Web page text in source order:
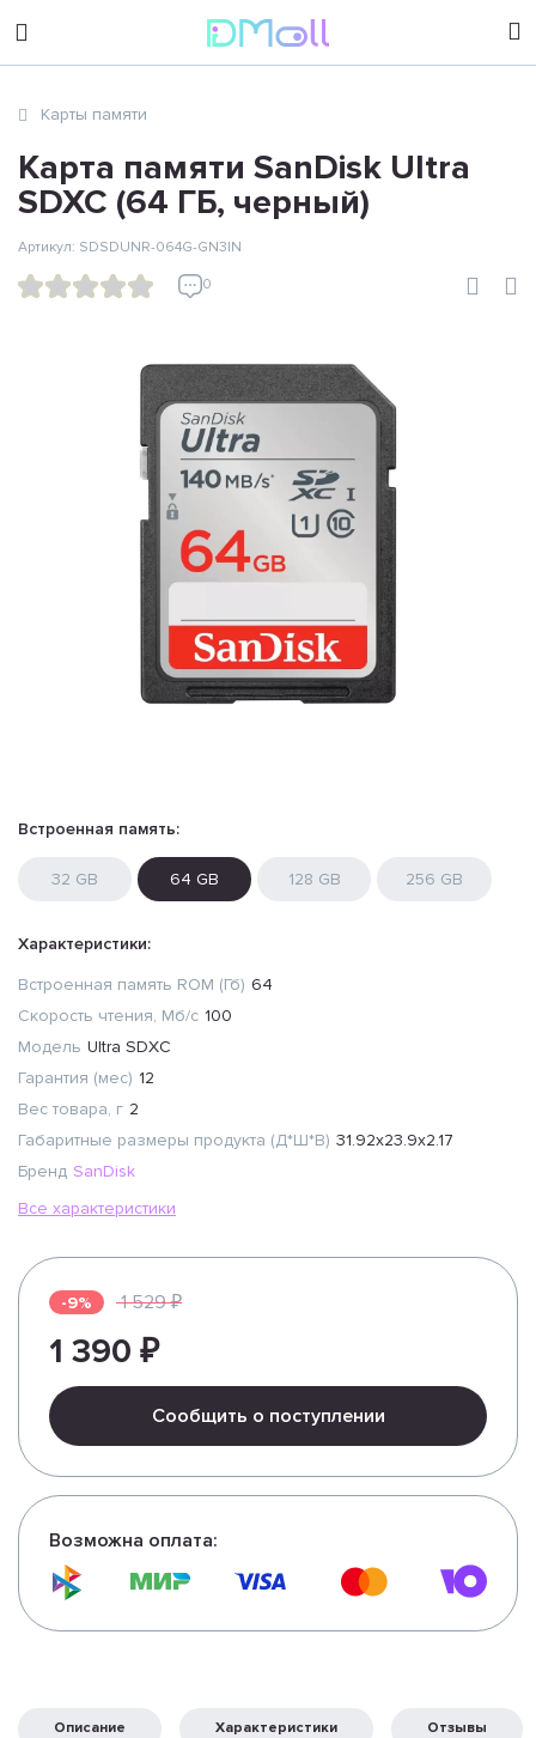
sales@dimoll.ru
Карты памяти
Карта памяти SanDisk Ultra
SDXC (64 ГБ, черный)
0
Артикул: SDSDUNR-064G-GN3IN
Встроенная память:
32 GB 64 GB 128 GB 256 GB
Характеристики:
Встроенная память ROM (Гб) 64
Скорость чтения, Мб/с 100
Модель Ultra SDXC
Гарантия (мес) 12
Вес товара, г 2
Габаритные размеры продукта (Д*Ш*В) 31.92x23.9x2.17
Бренд SanDisk
Все характеристики
-9% 1 529 ₽
1 390 ₽
Сообщить о поступлении
Возможна оплата:
Описание Характеристики Отзывы